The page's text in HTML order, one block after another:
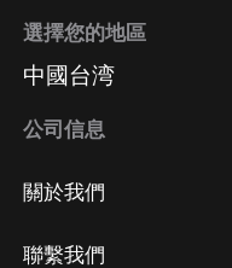
選擇您的地區
中國台湾
公司信息
關於我們
聯繫我們